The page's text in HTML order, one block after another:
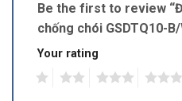
Be the first to review
chống chói GSDTQ10-B/
Your rating